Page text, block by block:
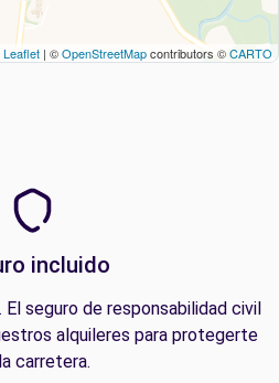
Leaflet | ©OpenStreetMapcontributors ©CARTO
incluido
seguro de responsabilidad civil
alquileres para protegerte
carretera.